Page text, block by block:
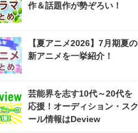
作＆話題作が勢ぞろい！
【夏アニメ2026】7月期夏の
新アニメを一挙紹介！
芸能界を志す10代～20代を
応援！オーディション・スク
ール情報はDeview